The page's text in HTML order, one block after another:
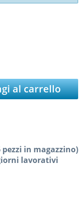
al carrello
in magazzino)
lavorativi